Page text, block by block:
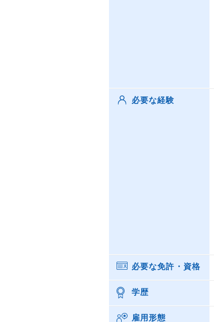
必要な経験
必要な免許・資格
学歴
雇用形態